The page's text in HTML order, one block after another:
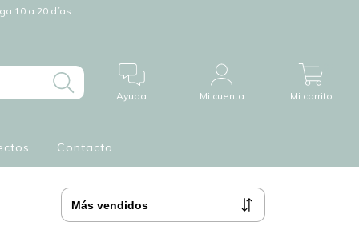
10 a 20 días
Ayuda Mi cuenta Mi carrito
Contacto